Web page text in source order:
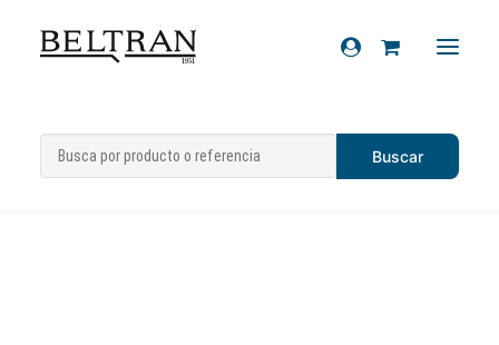
Recambios
Inicio Recambios » Sistema eléctrico
»
Bujías»Bujía «Champion» RG6/YC